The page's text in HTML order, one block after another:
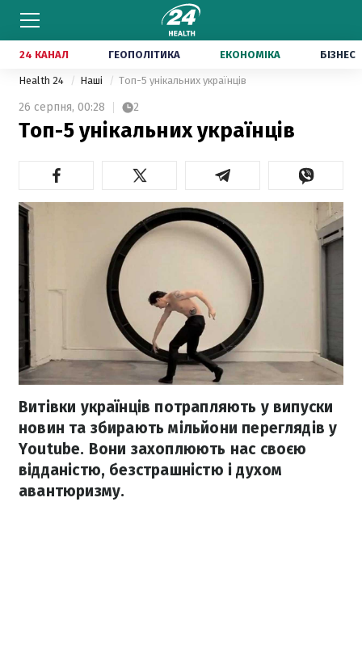
24 КАНАЛ ГЕОПОЛІТИКА ЕКОНОМІКА БІЗНЕС
Health 24 Наші Топ-5 унікальних українців
26 серпня, 00:28 2
Топ-5 унікальних українців
Витівки українців потрапляють у випуски
новин та збирають мільйони переглядів у
Youtube. Вони захоплюють нас своєю
відданістю, безстрашністю і духом
авантюризму.